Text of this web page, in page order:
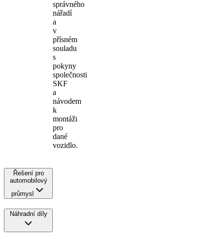
správného
nářadí
a
v
přísném
souladu
s
pokyny
společnosti
SKF
a
návodem
k
montáži
pro
dané
vozidlo.
Řešení pro
automobilový
průmysl
Náhradní díly